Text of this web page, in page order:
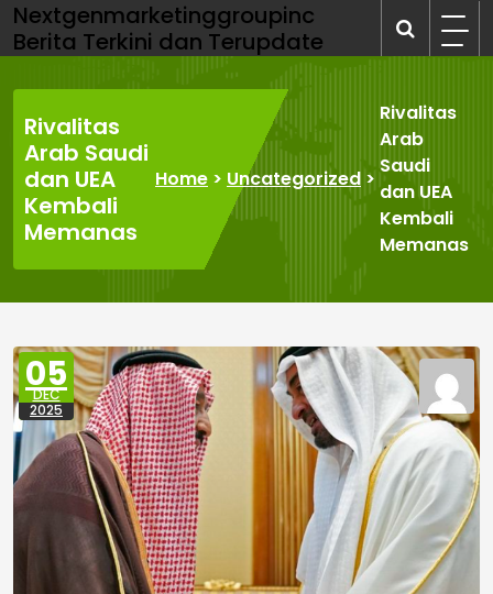
Skip
to
content
Nextgenmarketinggroupinc
Berita Terkini dan Terupdate
Rivalitas
Arab Saudi
dan UEA
Kembali
Memanas
Home > Uncategorized >
Rivalitas
Arab
Saudi
dan UEA
Kembali
Memanas
05
DEC
2025